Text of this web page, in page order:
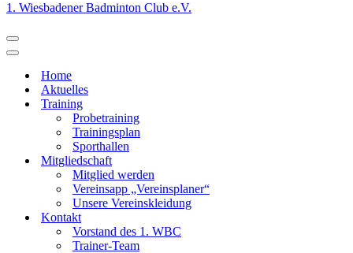
1. Wiesbadener Badminton Club e.V.
Navigationsmenü
Navigationsmenü
Home
Aktuelles
Training
Probetraining
Trainingsplan
Sporthallen
Mitgliedschaft
Mitglied werden
Vereinsapp „Vereinsplaner“
Unsere Vereinskleidung
Kontakt
Vorstand des 1. WBC
Trainer-Team